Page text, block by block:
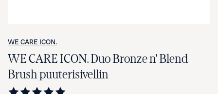
WE CARE ICON.
WE CARE ICON. Duo Bronze n' Blend
Brush puuterisivellin